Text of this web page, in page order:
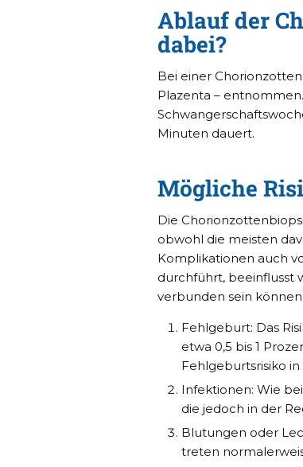
Ablauf der
dabei?
Bei einer
Plazenta –
Minuten dauert.
Mögliche
Die
obwohl die meisten
Komplikationen auch
durchführt, beeinflusst
verbunden sein können:
Fehlgeburt: Das
etwa 0,5 bis 1
Fehlgeburtsrisiko
Infektionen: Wie
die jedoch in der
Blutungen oder
treten